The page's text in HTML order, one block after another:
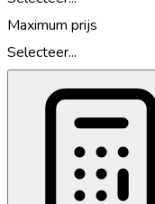
Maximum prijs
Selecteer...